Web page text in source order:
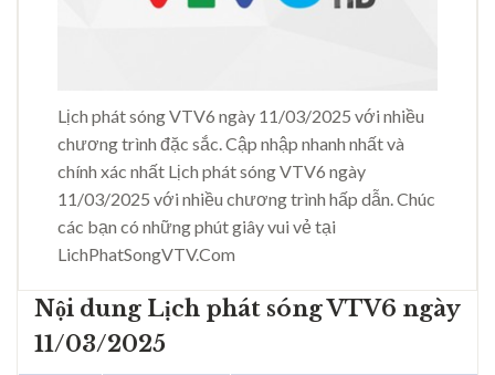
Lịch phát sóng VTV6 ngày 11/03/2025 với nhiều
chương trình đặc sắc. Cập nhập nhanh nhất và
chính xác nhất Lịch phát sóng VTV6 ngày
11/03/2025 với nhiều chương trình hấp dẫn. Chúc
các bạn có những phút giây vui vẻ tại
LichPhatSongVTV.Com
Nội dung Lịch phát sóng VTV6 ngày
11/03/2025